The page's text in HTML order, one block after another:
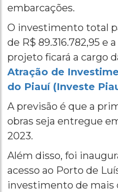
embarcações.
O investimento total
de R$ 89.316.782,95 e
projeto ficará a cargo
Atração de
do Piauí (Investe
A previsão é que a
obras seja entregue
2023.
Além disso, foi
acesso ao Porto de
investimento de mais